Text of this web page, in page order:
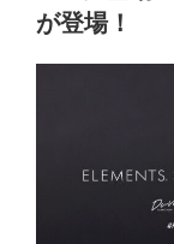
が登場！